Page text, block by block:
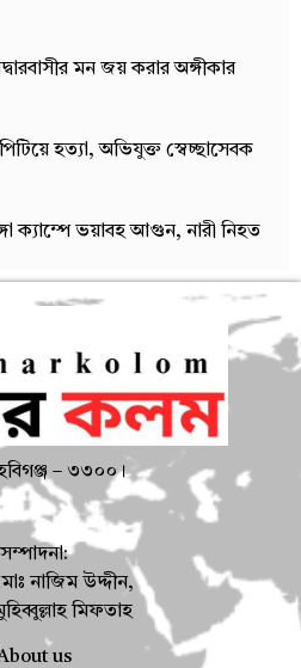
মন জয় করার অঙ্গীকার
পিটিয়ে হত্যা, অভিযুক্ত স্বেচ্ছাসেবক
ক্যাম্পে ভয়াবহ আগুন, নারী নিহত
– ৩৩০০।
সম্পাদনা:
নাজিম উদ্দীন,
মিফতাহ
us